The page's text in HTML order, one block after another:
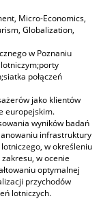
Micro-Economics,
Globalization,
w Poznaniu
połączeń
jako klientów
europejskim.
wyników badań
infrastruktury
w określeniu
w ocenie
optymalnej
przychodów
lotniczych.